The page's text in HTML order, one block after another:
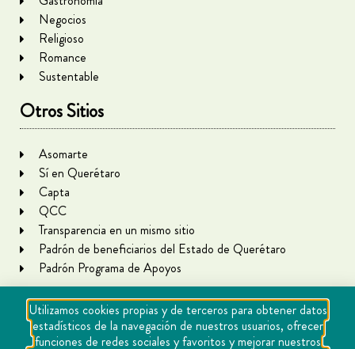
Negocios
Religioso
Romance
Sustentable
Otros Sitios
Asomarte
Sí en Querétaro
Capta
QCC
Transparencia en un mismo sitio
Padrón de beneficiarios del Estado de Querétaro
Padrón Programa de Apoyos
Utilizamos cookies propias y de terceros para obtener datos
estadísticos de la navegación de nuestros usuarios, ofrecer
funciones de redes sociales y favoritos y mejorar nuestros